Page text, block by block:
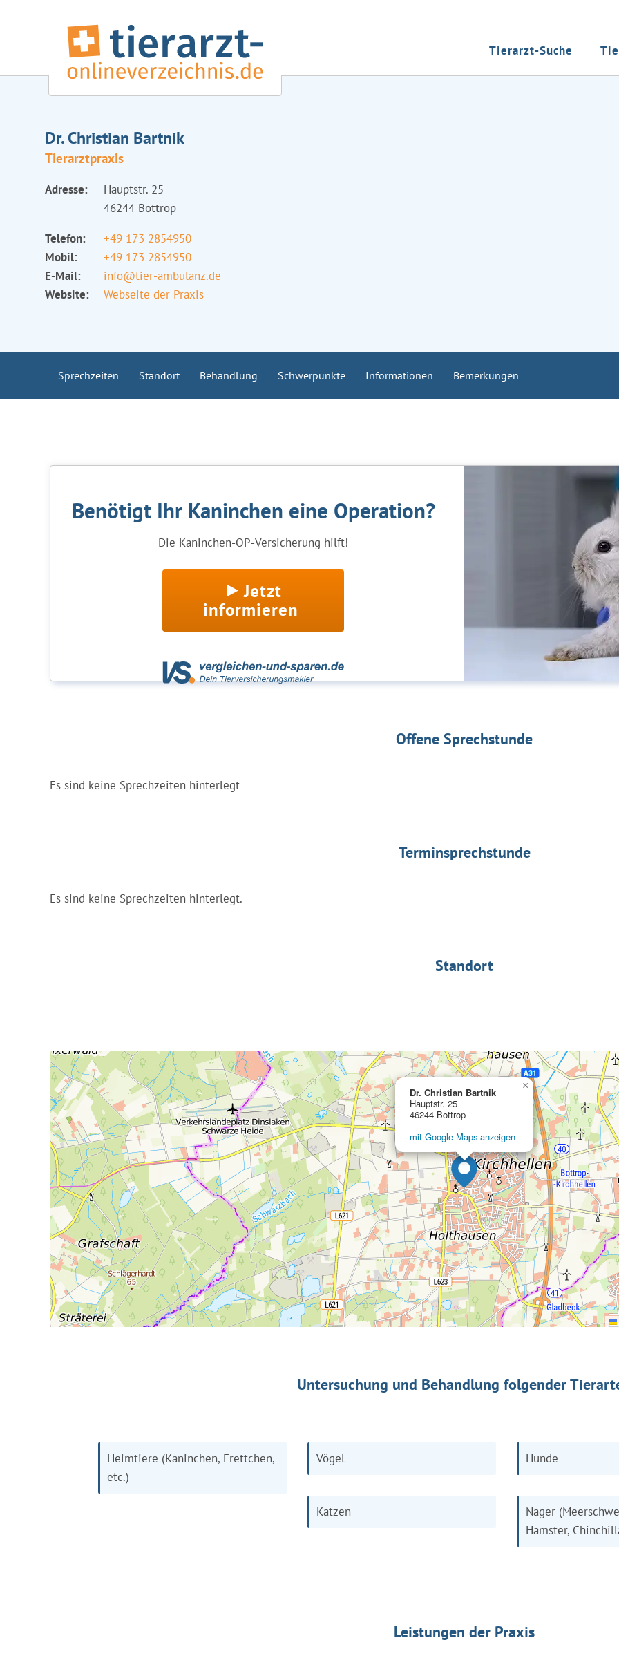
Tierarzt-Suche
Dr. Christian Bartnik
Tierarztpraxis
Adresse:
Hauptstr. 25
46244 Bottrop
Telefon:
+49 173 2854950
Mobil:
+49 173 2854950
E-Mail:
info@tier-ambulanz.de
Website:
Webseite der Praxis
Sprechzeiten Standort Behandlung Schwerpunkte Informationen Bemerkungen
Benötigt Ihr Kaninchen eine Operation?
Die Kaninchen-OP-Versicherung hilft!
Jetzt
informieren
Offene Sprechstunde
Es sind keine Sprechzeiten hinterlegt
Terminsprechstunde
Es sind keine Sprechzeiten hinterlegt.
Standort
Dr. Christian Bartnik
Hauptstr. 25
46244 Bottrop
mit Google Maps anzeigen
×
Untersuchung und Behandlung folgender
Heimtiere (Kaninchen, Frettchen,
etc.)
Vögel Hunde
Katzen
Nager
Hamster,
Leistungen der Praxis